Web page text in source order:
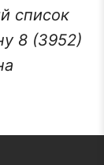
список
8 (3952)